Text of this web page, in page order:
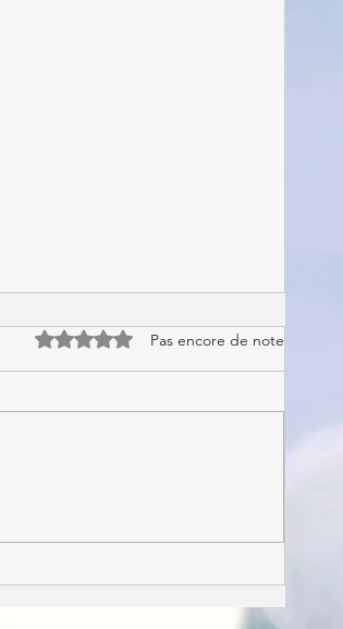
de la Toussaint
tout le monde, Pour les
Noté 0 étoile sur 5.Pas encore de note